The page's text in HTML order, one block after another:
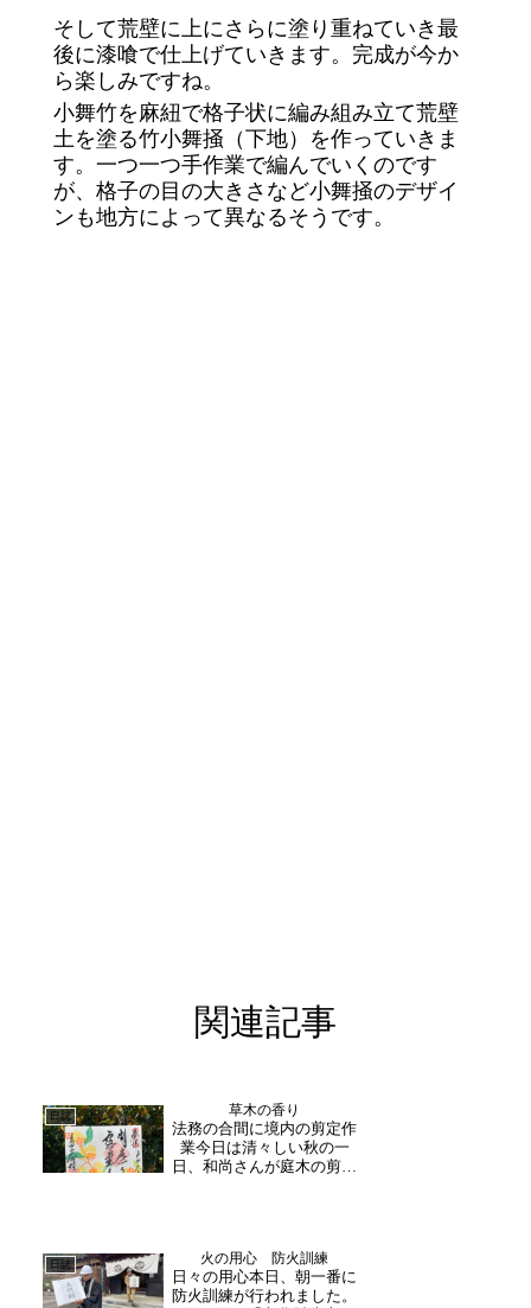
そして荒壁に上にさらに塗り重ねていき最
後に漆喰で仕上げていきます。完成が今か
ら楽しみですね。
小舞竹を麻紐で格子状に編み組み立て荒壁
土を塗る竹小舞掻（下地）を作っていきま
す。一つ一つ手作業で編んでいくのです
が、格子の目の大きさなど小舞掻のデザイ
ンも地方によって異なるそうです。
関連記事
日誌 草木の香り
法務の合間に境内の剪定作
業今日は清々しい秋の一
日、和尚さんが庭木の剪定
いと本当に一年が早いです
ね。今年は金木犀が例年以
上に咲き誇り、香りが境内
日誌 火の用心 防火訓練
日々の用心本日、朝一番に
防火訓練が行われました。